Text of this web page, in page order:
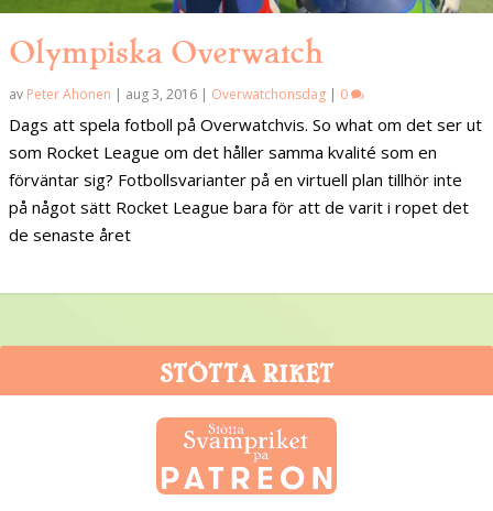
Olympiska Overwatch
av Peter Ahonen aug 3, 2016 Overwatchonsdag 0
Dags att spela fotboll på Overwatchvis. So what om det ser ut
som Rocket League om det håller samma kvalité som en
förväntar sig? Fotbollsvarianter på en virtuell plan tillhör inte
på något sätt Rocket League bara för att de varit i ropet det
de senaste året
STÖTTA RIKET